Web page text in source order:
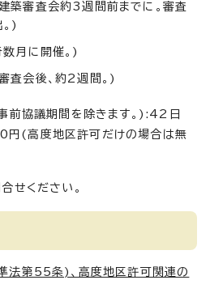
築審査会約3週間前までに。審査
)
月に開催。)
査会後、約2週間。)
前協議期間を除きます。):42日
(高度地区許可だけの場合は無
せください。
法第55条)、高度地区許可関連の